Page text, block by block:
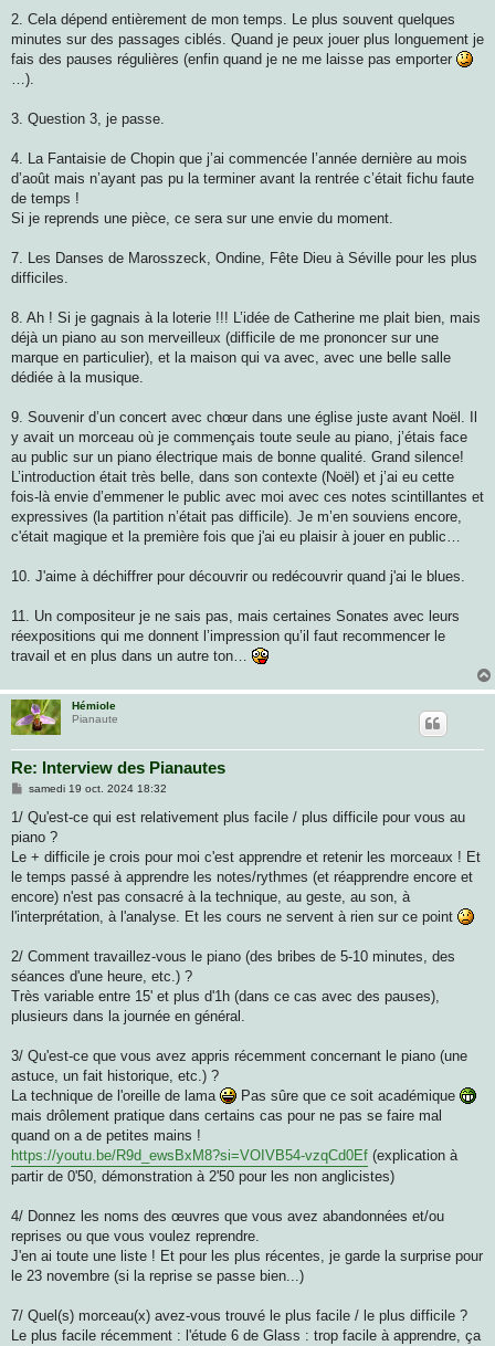
2. Cela dépend entièrement de mon temps. Le plus souvent quelques
minutes sur des passages ciblés. Quand je peux jouer plus longuement je
fais des pauses régulières (enfin quand je ne me laisse pas emporter
…).
3. Question 3, je passe.
4. La Fantaisie de Chopin que j’ai commencée l’année dernière au mois
d’août mais n’ayant pas pu la terminer avant la rentrée c’était fichu faute
de temps !
Si je reprends une pièce, ce sera sur une envie du moment.
7. Les Danses de Marosszeck, Ondine, Fête Dieu à Séville pour les plus
difficiles.
8. Ah ! Si je gagnais à la loterie !!! L’idée de Catherine me plait bien, mais
déjà un piano au son merveilleux (difficile de me prononcer sur une
marque en particulier), et la maison qui va avec, avec une belle salle
dédiée à la musique.
9. Souvenir d’un concert avec chœur dans une église juste avant Noël. Il
y avait un morceau où je commençais toute seule au piano, j’étais face
au public sur un piano électrique mais de bonne qualité. Grand silence!
L’introduction était très belle, dans son contexte (Noël) et j’ai eu cette
fois-là envie d’emmener le public avec moi avec ces notes scintillantes et
expressives (la partition n’était pas difficile). Je m’en souviens encore,
c'était magique et la première fois que j'ai eu plaisir à jouer en public…
10. J'aime à déchiffrer pour découvrir ou redécouvrir quand j'ai le blues.
11. Un compositeur je ne sais pas, mais certaines Sonates avec leurs
réexpositions qui me donnent l’impression qu’il faut recommencer le
travail et en plus dans un autre ton…
Hémiole
Pianaute
Re: Interview des Pianautes
M
s
a
g
samedi 19 oct. 2024 18:32
1/ Qu'est-ce qui est relativement plus facile / plus difficile pour vous au
piano ?
Le + difficile je crois pour moi c'est apprendre et retenir les morceaux ! Et
le temps passé à apprendre les notes/rythmes (et réapprendre encore et
encore) n'est pas consacré à la technique, au geste, au son, à
l'interprétation, à l'analyse. Et les cours ne servent à rien sur ce point
2/ Comment travaillez-vous le piano (des bribes de 5-10 minutes, des
séances d'une heure, etc.) ?
Très variable entre 15' et plus d'1h (dans ce cas avec des pauses),
plusieurs dans la journée en général.
3/ Qu'est-ce que vous avez appris récemment concernant le piano (une
astuce, un fait historique, etc.) ?
La technique de l'oreille de lama
Pas sûre que ce soit académique
mais drôlement pratique dans certains cas pour ne pas se faire mal
quand on a de petites mains !
https://youtu.be/R9d_ewsBxM8?si=VOIVB54-vzqCd0Ef (explication à
partir de 0'50, démonstration à 2'50 pour les non anglicistes)
4/ Donnez les noms des œuvres que vous avez abandonnées et/ou
reprises ou que vous voulez reprendre.
J'en ai toute une liste ! Et pour les plus récentes, je garde la surprise pour
le 23 novembre (si la reprise se passe bien...)
7/ Quel(s) morceau(x) avez-vous trouvé le plus facile / le plus difficile ?
Le plus facile récemment : l'étude 6 de Glass : trop facile à apprendre, ça